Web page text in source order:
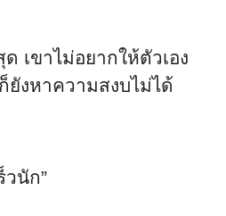
เขาไม่อยากให้ตัวเอง
ยังหาความสงบไม่ได้
นัก”